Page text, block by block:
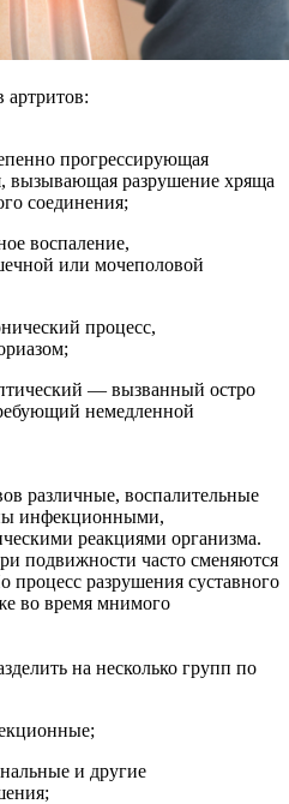
артритов:
прогрессирующая
вызывающая разрушение хряща
соединения;
воспаление,
или мочеполовой
процесс,
— вызванный остро
немедленной
различные, воспалительные
инфекционными,
реакциями организма.
подвижности часто сменяются
разрушения суставного
во время мнимого
на несколько групп по
и другие